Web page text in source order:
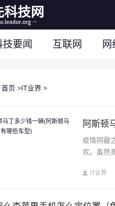
技要闻 互联网
首页 >IT业界 >
阿斯顿
疫情阴霾
欢。虽然
IT业界